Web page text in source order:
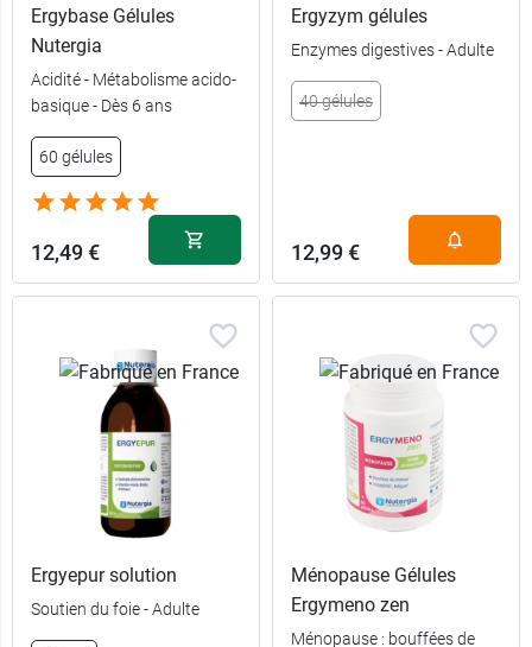
Ergybase Gélules
Nutergia
Acidité - Métabolisme acido-
basique - Dès 6 ans
60 gélules
12,49 €
Ergyzym gélules
Enzymes digestives - Adulte
40 gélules
12,99 €
Ergyepur solution
Soutien du foie - Adulte
Ménopause Gélules
Ergymeno zen
Ménopause : bouffées de